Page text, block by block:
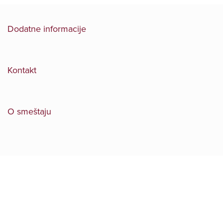
Dodatne informacije
Kontakt
O smeštaju